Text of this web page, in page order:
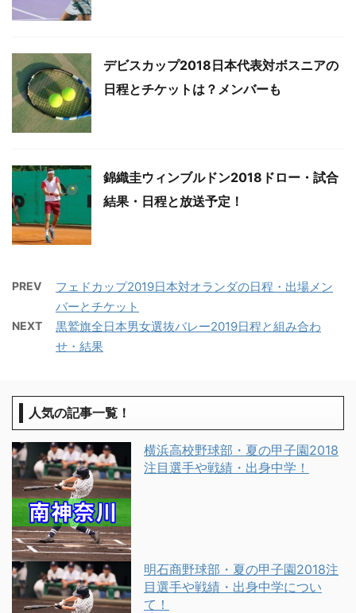
デビスカップ2018日本代表対ボスニアの
日程とチケットは？メンバーも
錦織圭ウィンブルドン2018ドロー・試合
結果・日程と放送予定！
PREV
フェドカップ2019日本対オランダの日程・出場メン
バーとチケット
NEXT
黒鷲旗全日本男女選抜バレー2019日程と組み合わ
せ・結果
人気の記事一覧！
横浜高校野球部・夏の甲子園2018
注目選手や戦績・出身中学！
明石商野球部・夏の甲子園2018注
目選手や戦績・出身中学につい
て！